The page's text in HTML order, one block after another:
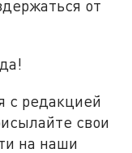
от
с редакцией
свои
на наши